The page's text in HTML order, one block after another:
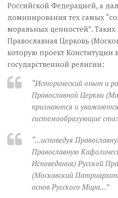
Российской Федерацией, а
доминирования тех самых
моральных ценностей”. Таких
Православная Церковь
которую проект Конституции
государственной религии:
“Исторический опыт и
Православной Церкви
признаются и
системообразующие
“…исповедуя
Православную
Исповедания) Русской
(Московский
основ Русского Мира…”